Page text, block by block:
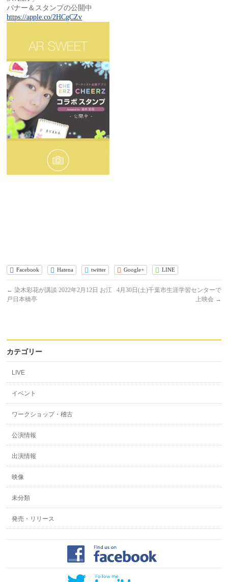
バナー＆スタンプの公開中
https://apple.co/2HCgCZv
Facebook Hatena twitter Google+ LINE
← 染木彩花が講談 2022年2月12日 お江
戸日本橋亭
4月30日(土)千葉市生涯学習センターで
上映会 →
カテゴリー
LIVE
イベント
ワークショップ・稽古
公演情報
出演情報
映像
未分類
発売・リリース